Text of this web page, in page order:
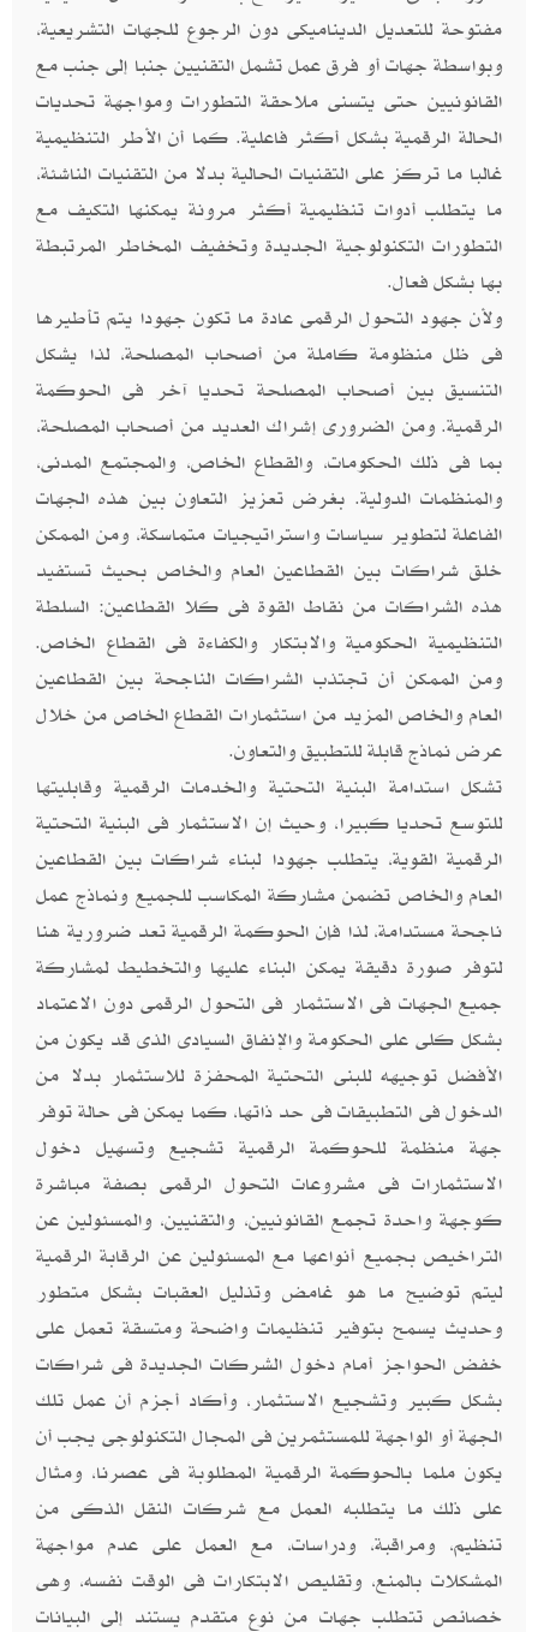
مفتوحة للتعديل الديناميكى دون الرجوع للجهات التشريعية،
وبواسطة جهات أو فرق عمل تشمل التقنيين جنبا إلى جنب مع
القانونيين حتى يتسنى ملاحقة التطورات ومواجهة تحديات
الحالة الرقمية بشكل أكثر فاعلية. كما أن الأطر التنظيمية
غالبا ما تركز على التقنيات الحالية بدلا من التقنيات الناشئة،
ما يتطلب أدوات تنظيمية أكثر مرونة يمكنها التكيف مع
التطورات التكنولوجية الجديدة وتخفيف المخاطر المرتبطة
بها بشكل فعال.
ولأن جهود التحول الرقمى عادة ما تكون جهودا يتم تأطيرها
فى ظل منظومة كاملة من أصحاب المصلحة، لذا يشكل
التنسيق بين أصحاب المصلحة تحديا آخر فى الحوكمة
الرقمية. ومن الضرورى إشراك العديد من أصحاب المصلحة،
بما فى ذلك الحكومات، والقطاع الخاص، والمجتمع المدنى،
والمنظمات الدولية. بغرض تعزيز التعاون بين هذه الجهات
الفاعلة لتطوير سياسات واستراتيجيات متماسكة، ومن الممكن
خلق شراكات بين القطاعين العام والخاص بحيث تستفيد
هذه الشراكات من نقاط القوة فى كلا القطاعين: السلطة
التنظيمية الحكومية والابتكار والكفاءة فى القطاع الخاص.
ومن الممكن أن تجتذب الشراكات الناجحة بين القطاعين
العام والخاص المزيد من استثمارات القطاع الخاص من خلال
عرض نماذج قابلة للتطبيق والتعاون.
تشكل استدامة البنية التحتية والخدمات الرقمية وقابليتها
للتوسع تحديا كبيرا، وحيث إن الاستثمار فى البنية التحتية
الرقمية القوية، يتطلب جهودا لبناء شراكات بين القطاعين
العام والخاص تضمن مشاركة المكاسب للجميع ونماذج عمل
ناجحة مستدامة، لذا فإن الحوكمة الرقمية تعد ضرورية هنا
لتوفر صورة دقيقة يمكن البناء عليها والتخطيط لمشاركة
جميع الجهات فى الاستثمار فى التحول الرقمى دون الاعتماد
بشكل كلى على الحكومة والإنفاق السيادى الذى قد يكون من
الأفضل توجيهه للبنى التحتية المحفزة للاستثمار بدلا من
الدخول فى التطبيقات فى حد ذاتها، كما يمكن فى حالة توفر
جهة منظمة للحوكمة الرقمية تشجيع وتسهيل دخول
الاستثمارات فى مشروعات التحول الرقمى بصفة مباشرة
كوجهة واحدة تجمع القانونيين، والتقنيين، والمسئولين عن
التراخيص بجميع أنواعها مع المسئولين عن الرقابة الرقمية
ليتم توضيح ما هو غامض وتذليل العقبات بشكل متطور
وحديث يسمح بتوفير تنظيمات واضحة ومتسقة تعمل على
خفض الحواجز أمام دخول الشركات الجديدة فى شراكات
بشكل كبير وتشجيع الاستثمار، وأكاد أجزم أن عمل تلك
الجهة أو الواجهة للمستثمرين فى المجال التكنولوجى يجب أن
يكون ملما بالحوكمة الرقمية المطلوبة فى عصرنا، ومثال
على ذلك ما يتطلبه العمل مع شركات النقل الذكى من
تنظيم، ومراقبة، ودراسات، مع العمل على عدم مواجهة
المشكلات بالمنع، وتقليص الابتكارات فى الوقت نفسه، وهى
خصائص تتطلب جهات من نوع متقدم يستند إلى البيانات